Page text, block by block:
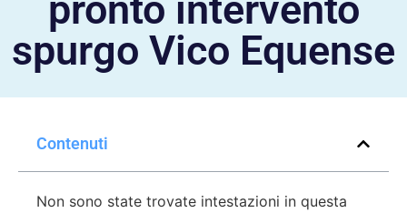
spurgo Vico Equense
Contenuti
Non sono state trovate intestazioni in questa